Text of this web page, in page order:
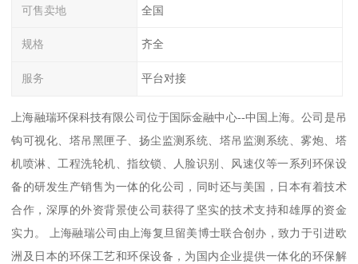
可售卖地 全国
规格 齐全
服务 平台对接
上海融瑞环保科技有限公司位于国际金融中心--中国上海。公司是吊
钩可视化、塔吊黑匣子、扬尘监测系统、塔吊监测系统、雾炮、塔
机喷淋、工程洗轮机、指纹锁、人脸识别、风速仪等一系列环保设
备的研发生产销售为一体的化公司，同时还与美国，日本有着技术
合作，深厚的外资背景使公司获得了坚实的技术支持和雄厚的资金
实力。 上海融瑞公司由上海复旦留美博士联合创办，致力于引进欧
洲及日本的环保工艺和环保设备，为国内企业提供一体化的环保解